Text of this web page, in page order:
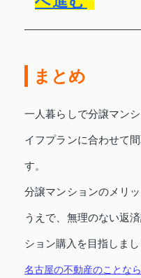
まとめ
一人暮らしで分譲マン
イフプランに合わせて
す。
分譲マンションのメリ
うえで、無理のない返
ション購入を目指しまし
名古屋の不動産のことな